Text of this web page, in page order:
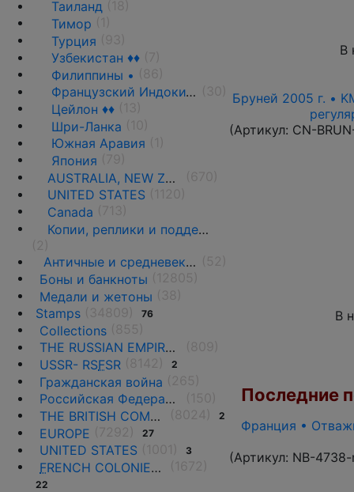
Таиланд
Тимор
Турция
Узбекистан ♦♦
Филиппины •
Французский Индокитай
Цейлон ♦♦
Шри-Ланка
Южная Аравия
Япония
AUSTRALIA, NEW ZEALAND AND OCEANIA
UNITED STATES
Canada
Копии, реплики и подделки
Античные и средневековые государства
Боны и банкноты
Медали и жетоны
Stamps
76
Collections
THE RUSSIAN EMPIRE UNTIL 1917.
USSR- RSFSR 2
Гражданская война
Российская Федерация(1992 г.-н.д.)
THE BRITISH COMMONWEALTH
2
EUROPE 27
UNITED STATES 3
FRENCH COLONIES AND THE TERRITORIES
22
В
Бруней 2005 г. •
(Артикул: CN-
В
Последние
Франция •
(Артикул: NB-4738-